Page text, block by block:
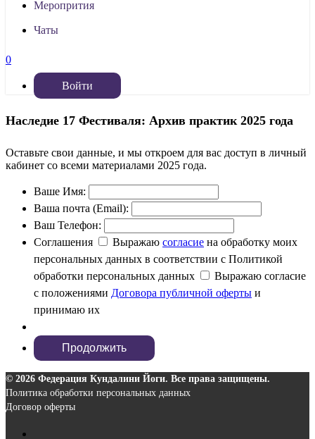
Меропрития
Чаты
0
Войти
Наследие 17 Фестиваля: Архив практик 2025 года
Оставьте свои данные, и мы откроем для вас доступ в личный
кабинет со всеми материалами 2025 года.
Ваше Имя:
Ваша почта (Email):
Ваш Телефон:
Соглашения
Выражаю согласие на обработку моих
персональных данных в соответствии с Политикой
обработки персональных данных
Выражаю согласие
с положениями Договора публичной оферты и
принимаю их
© 2026 Федерация Кундалини Йоги. Все права защищены.
Политика обработки персональных данных
Договор оферты